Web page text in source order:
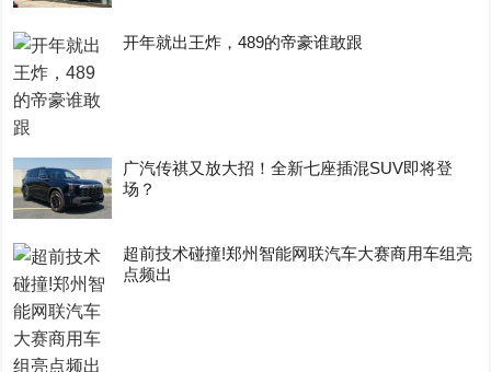
开年就出王炸，489的帝豪谁敢跟
广汽传祺又放大招！全新七座插混SUV即将登
场？
超前技术碰撞!郑州智能网联汽车大赛商用车组亮
点频出